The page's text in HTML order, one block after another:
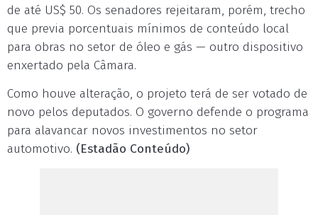
de até US$ 50. Os senadores rejeitaram, porém, trecho
que previa porcentuais mínimos de conteúdo local
para obras no setor de óleo e gás — outro dispositivo
enxertado pela Câmara.
Como houve alteração, o projeto terá de ser votado de
novo pelos deputados. O governo defende o programa
para alavancar novos investimentos no setor
automotivo. (Estadão Conteúdo)